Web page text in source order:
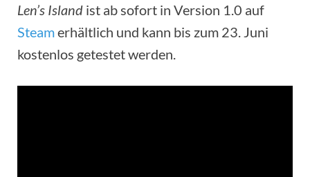
Len’s Island ist ab sofort in Version 1.0 auf
Steamerhältlich und kann bis zum 23. Juni
kostenlos getestet werden.